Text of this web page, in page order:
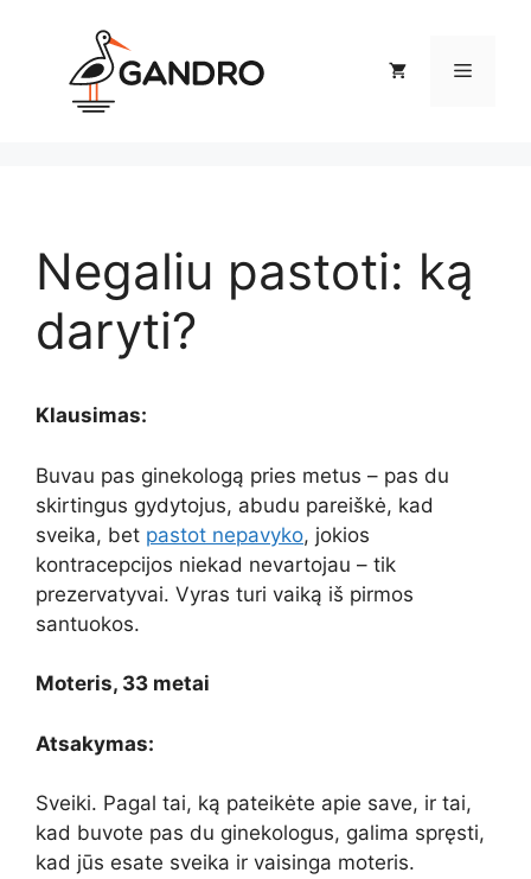
Meniu
Negaliu pastoti: ką
daryti?
Klausimas:
Buvau pas ginekologą pries metus – pas du
skirtingus gydytojus, abudu pareiškė, kad
sveika, bet pastot nepavyko, jokios
kontracepcijos niekad nevartojau – tik
prezervatyvai. Vyras turi vaiką iš pirmos
santuokos.
Moteris, 33 metai
Atsakymas:
Sveiki. Pagal tai, ką pateikėte apie save, ir tai,
kad buvote pas du ginekologus, galima spręsti,
kad jūs esate sveika ir vaisinga moteris.